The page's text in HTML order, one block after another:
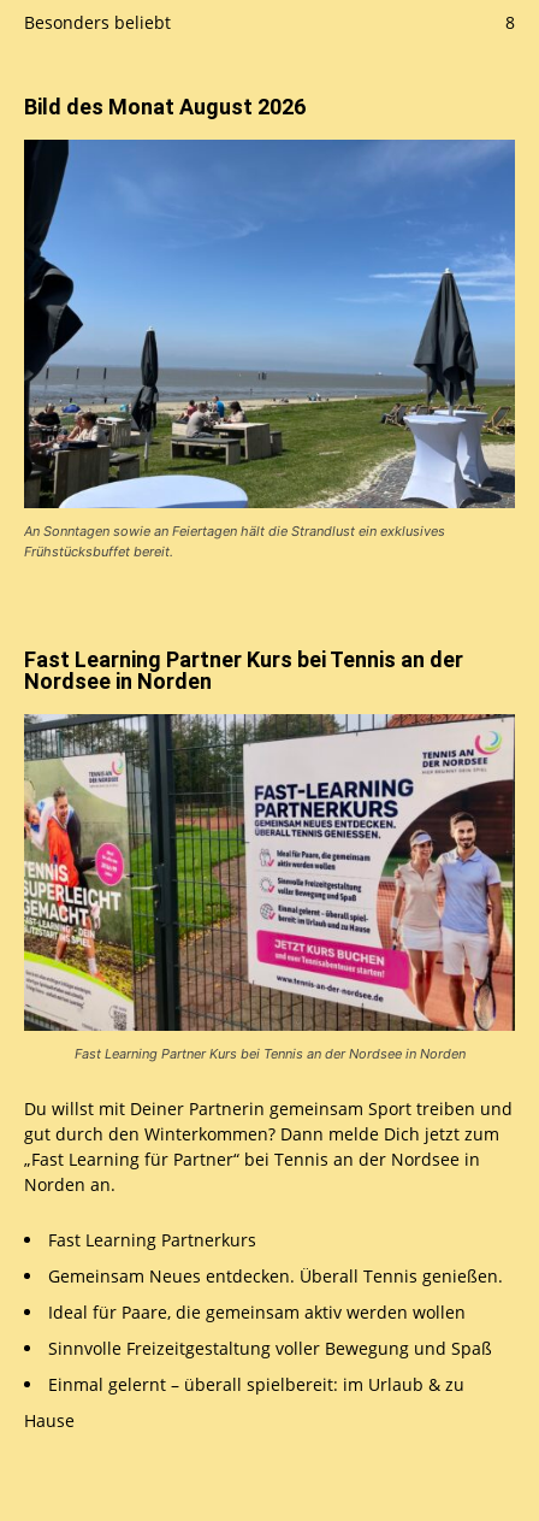
Besonders beliebt
8
Bild des Monat August 2026
An Sonntagen sowie an Feiertagen hält die Strandlust ein exklusives
Frühstücks­buffet bereit.
Fast Learning Partner Kurs bei Tennis an der
Nordsee in Norden
Fast Learning Partner Kurs bei Tennis an der Nordsee in Norden
Du willst mit Deiner Partnerin gemeinsam Sport treiben und
gut durch den Winterkommen? Dann melde Dich jetzt zum
„Fast Learning für Partner“ bei Tennis an der Nordsee in
Norden an.
Fast Learning Partnerkurs
Gemeinsam Neues entdecken. Überall Tennis genießen.
Ideal für Paare, die gemeinsam aktiv werden wollen
Sinnvolle Freizeitgestaltung voller Bewegung und Spaß
Einmal gelernt – überall spielbereit: im Urlaub & zu
Hause